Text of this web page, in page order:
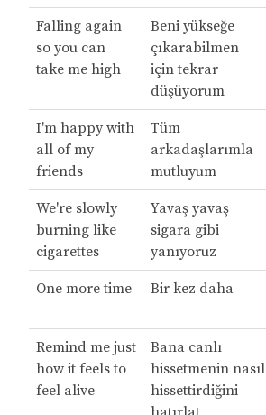
Falling again
so you can
take me high
Beni yükseğe
çıkarabilmen
için tekrar
düşüyorum
I'm happy with
all of my
friends
Tüm
arkadaşlarımla
mutluyum
We're slowly
burning like
cigarettes
Yavaş yavaş
sigara gibi
yanıyoruz
One more time Bir kez daha
Remind me just
how it feels to
feel alive
Bana canlı
hissetmenin nasıl
hissettirdiğini